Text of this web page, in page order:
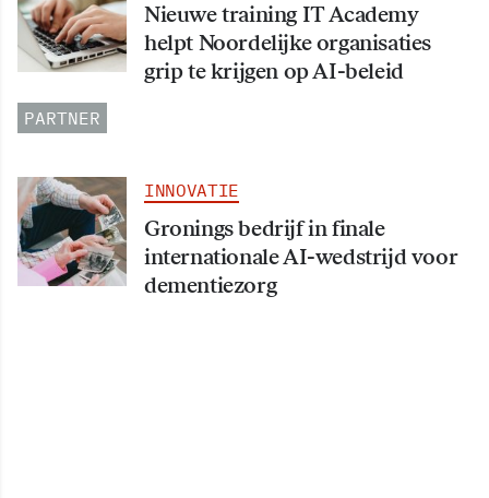
Nieuwe training IT Academy
helpt Noordelijke organisaties
grip te krijgen op AI-beleid
PARTNER
INNOVATIE
Gronings bedrijf in finale
internationale AI-wedstrijd voor
dementiezorg